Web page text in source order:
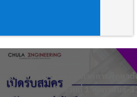
ารสอบสัมภาษณ์ ประจำภาคการศึกษา
หรับรอบการสมัครวันที่ 1 กุมภาพันธ์-